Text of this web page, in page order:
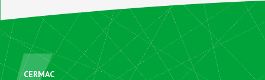
CERMAC